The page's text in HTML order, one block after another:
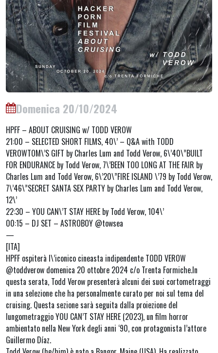
Domenica 20/10/2024
HPFF – ABOUT CRUISING w/ TODD VEROW
21:00 – SELECTED SHORT FILMS, 40\’ – Q&A with TODD
VEROWTOM\’S GIFT by Charles Lum and Todd Verow, 6\’40\”BUILT
FOR ENDURANCE by Todd Verow, 7\’BEEN TOO LONG AT THE FAIR by
Charles Lum and Todd Verow, 6\’20\”FIRE ISLAND \’79 by Todd Verow,
7\’46\”SECRET SANTA SEX PARTY by Charles Lum and Todd Verow,
12\’
22:30 – YOU CAN\’T STAY HERE by Todd Verow, 104\’
00:15 – DJ SET – ASTROBOY @towsea
—
[ITA]
HPFF ospiterà l\’iconico cineasta indipendente TODD VEROW
@toddverow domenica 20 ottobre 2024 c/o Trenta Formiche.In
questa serata, Todd Verow presenterà alcuni dei suoi cortometraggi
in una selezione che ha personalmente curato per noi sul tema del
cruising. Questa sezione sarà seguita dalla proiezione del
lungometraggio YOU CAN’T STAY HERE (2023), un film horror
ambientato nella New York degli anni ‘90, con protagonista l’attore
Guillermo Díaz.